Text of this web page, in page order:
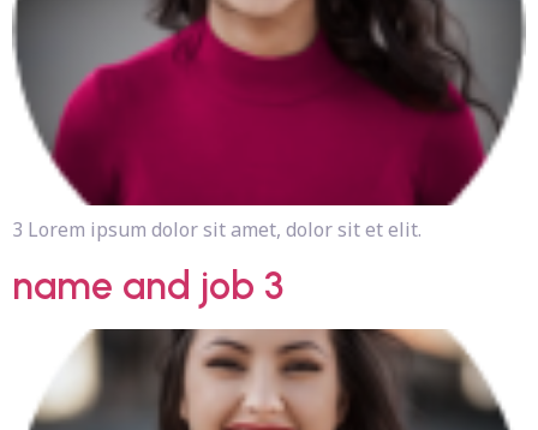
3 Lorem ipsum dolor sit amet, dolor sit et elit.
name and job 3